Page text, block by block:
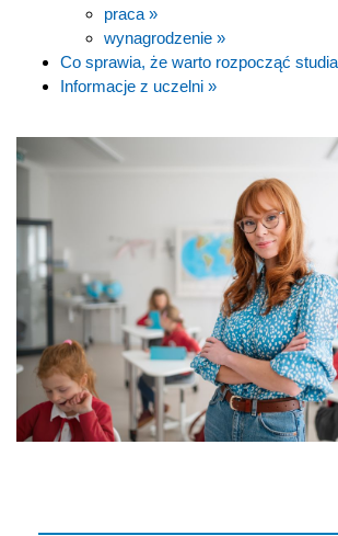
praca »
wynagrodzenie »
Co sprawia, że warto rozpocząć
Informacje z uczelni »